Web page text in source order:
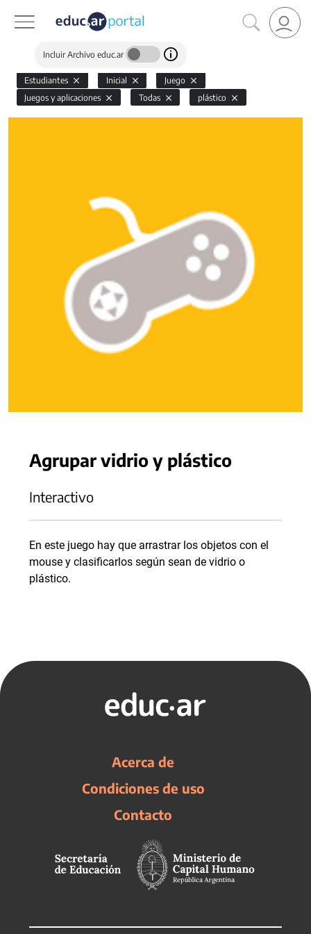
Incluir Archivo educ.ar
Estudiantes Inicial
Juego
Juegos y aplicaciones
Todas plástico
Agrupar vidrio y plástico
Interactivo
En este juego hay que arrastrar los objetos con el
mouse y clasificarlos según sean de vidrio o
plástico.
Acerca de
Condiciones de uso
Contacto